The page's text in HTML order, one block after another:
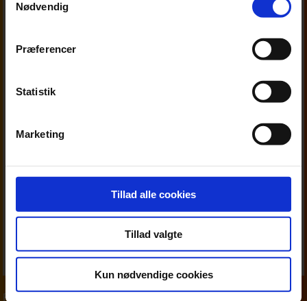
Nødvendig
Præferencer
Statistik
Marketing
Tillad alle cookies
Tillad valgte
Kun nødvendige cookies
Partner